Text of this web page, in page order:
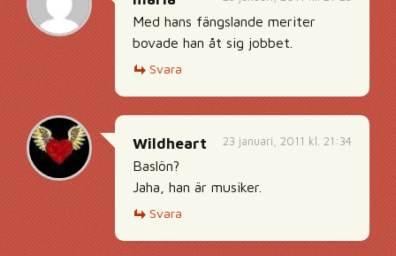
Med hans fängslande meriter
bovade han åt sig jobbet.
Svara
23 januari, 2011 kl. 21:34
Wildheart
Baslön?
Jaha, han är musiker.
Svara